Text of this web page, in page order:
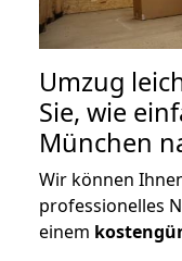
Umzug
Sie, wie
München
Wir können
professionelles
einem